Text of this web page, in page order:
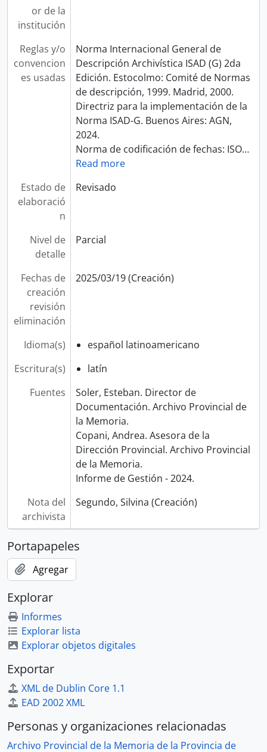
or de la
institución
Reglas y/o
convencion
es usadas
Norma Internacional General de
Descripción Archivística ISAD (G) 2da
Edición. Estocolmo: Comité de Normas
de descripción, 1999. Madrid, 2000.
Directriz para la implementación de la
Norma ISAD-G. Buenos Aires: AGN,
2024.
Norma de codificación de fechas: ISO…
Read more
Estado de
elaboració
n
Revisado
Nivel de
detalle
Parcial
Fechas de
creación
revisión
eliminación
2025/03/19 (Creación)
Idioma(s)
español latinoamericano
Escritura(s)
latín
Fuentes
Soler, Esteban. Director de
Documentación. Archivo Provincial de
la Memoria.
Copani, Andrea. Asesora de la
Dirección Provincial. Archivo Provincial
de la Memoria.
Informe de Gestión - 2024.
Nota del
archivista
Segundo, Silvina (Creación)
Portapapeles
Agregar
Explorar
Informes
Explorar lista
Explorar objetos digitales
Exportar
XML de Dublin Core 1.1
EAD 2002 XML
Personas y organizaciones relacionadas
Archivo Provincial de la Memoria de la Provincia de